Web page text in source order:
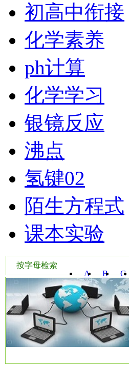
初高中衔接
化学素养
ph计算
化学学习
银镜反应
沸点
氢键02
陌生方程式
课本实验
按字母检索
A
B C
W Y